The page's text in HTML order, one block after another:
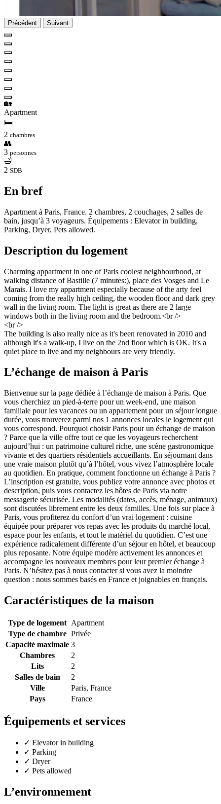
Précédent Suivant
🏡
Apartment
🛏
2 chambres
👥
3 personnes
🛁
2 SDB
En bref
Apartment à Paris, France. 2 chambres, 2 couchages, 2 salles de
bain, jusqu’à 3 voyageurs. Équipements : Elevator in building,
Parking, Dryer, Pets allowed.
Description du logement
Charming appartment in one of Paris coolest neighbourhood, at
walking distance of Bastille (7 minutes:), place des Vosges and Le
Marais. I love my appartment especially because of the arty feel
coming from the really high ceiling, the wooden floor and dark grey
wall in the living room. The light is great as there are 2 large
windows both in the living room and the bedroom.<br />
<br />
The building is also really nice as it's been renovated in 2010 and
although it's a walk-up, I live on the 2nd floor which is OK. It's a
quiet place to live and my neighbours are very friendly.
L’échange de maison à Paris
Bienvenue sur la page dédiée à l’échange de maison à Paris. Que
vous cherchiez un pied-à-terre pour un week-end, une maison
familiale pour les vacances ou un appartement pour un séjour longue
durée, vous trouverez parmi nos 1 annonces locales le logement qui
vous correspond. Pourquoi choisir Paris pour un échange de maison
? Parce que la ville offre tout ce que les voyageurs recherchent
aujourd’hui : un patrimoine culturel riche, une scène gastronomique
vivante et des quartiers résidentiels accueillants. En séjournant dans
une vraie maison plutôt qu’à l’hôtel, vous vivez l’atmosphère locale
au quotidien. En pratique, comment fonctionne un échange à Paris ?
L’inscription est gratuite, vous publiez votre annonce avec photos et
description, puis vous contactez les hôtes de Paris via notre
messagerie sécurisée. Les modalités (dates, accès, ménage, animaux)
sont discutées librement entre les deux familles. Une fois sur place à
Paris, vous profiterez du confort d’un vrai logement : cuisine
équipée pour préparer vos repas avec les produits du marché local,
espace pour les enfants, et tout le matériel du quotidien. C’est une
expérience radicalement différente d’un séjour en hôtel, et beaucoup
plus reposante. Notre équipe modère activement les annonces et
accompagne les nouveaux membres pour leur premier échange à
Paris. N’hésitez pas à nous contacter si vous avez la moindre
question : nous sommes basés en France et joignables en français.
Caractéristiques de la maison
Type de logement Apartment
Type de chambre Privée
Capacité maximale 3
Chambres
2
Lits
2
Salles de bain
2
Ville
Paris, France
Pays
France
Équipements et services
✓ Elevator in building
✓ Parking
✓ Dryer
✓ Pets allowed
L’environnement